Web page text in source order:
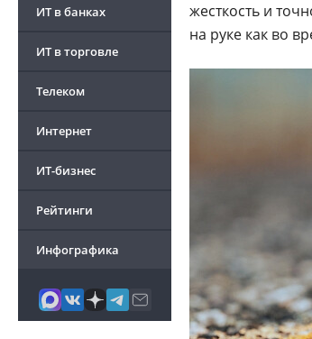
ИТ в банках
ИТ в торговле
Телеком
Интернет
ИТ-бизнес
Рейтинги
Инфографика
жесткость и
на руке как во